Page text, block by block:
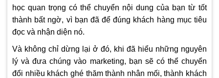
học quan trọng có thể chuyển nội dung của bạn từ tốt
thành bất ngờ, vì bạn đã để đúng khách hàng mục tiêu
đọc và nhận diện nó.
Và không chỉ dừng lại ở đó, khi đã hiểu những nguyên
lý và đưa chúng vào marketing, bạn sẽ có thể chuyển
đổi nhiều khách ghé thăm thành nhân mối, thành khách